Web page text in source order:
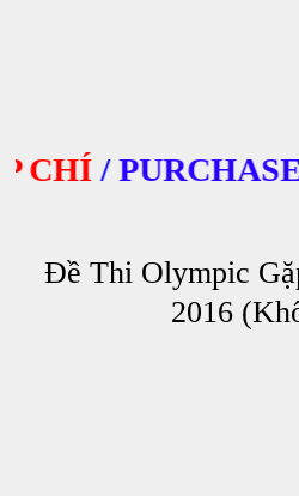
/PURCHASE
Đề Thi Olympic
2016